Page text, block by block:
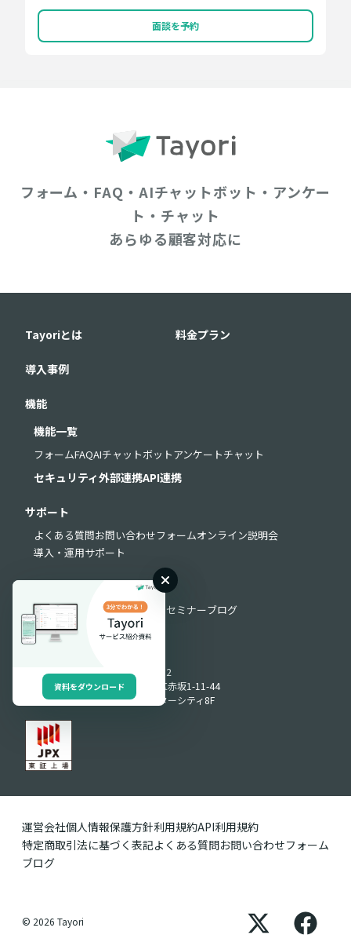
面談を予約
フォーム・FAQ・AIチャットボット・アンケー
ト・チャット
あらゆる顧客対応に
Tayoriとは 料金プラン
導入事例
機能
機能一覧
フォームFAQAIチャットボットアンケートチャット
セキュリティ外部連携API連携
サポート
よくある質問お問い合わせフォームオンライン説明会
導入・運用サポート
お役立ち資料 動画ライブラリ セミナーブログ
〒107-0052
東京都港区赤坂1-11-44
赤坂インターシティ8F
運営会社個人情報保護方針利用規約API利用規約
特定商取引法に基づく表記よくある質問お問い合わせフォーム
ブログ
© 2026 Tayori
資料をダウンロード